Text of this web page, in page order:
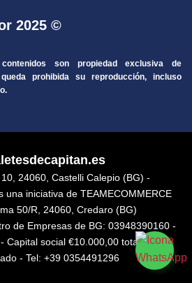
2025 ©
son propiedad exclusiva de
prohibida su reproducción, incluso
24060, Castelli Calepio (BG) -
una iniciativa de TEAMECOMMERCE
50/R, 24060, Credaro (BG)
de Empresas de BG: 03948390160 -
Capital social €10.000,00 totalmente
- Tel: +39 0354491296